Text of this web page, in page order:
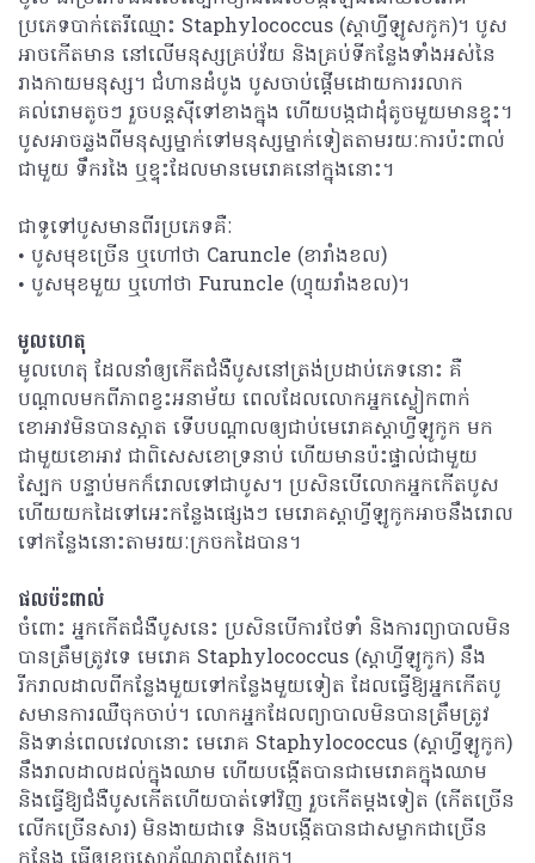
ប្រភេទបាក់តេរីឈ្មោះ Staphylococcus (ស្ដាហ្វីឡូសកូក)។​​ បូស
អាចកើតមាន​ នៅលើមនុស្សគ្រប់វ័យ និងគ្រប់ទីកន្លែងទាំងអស់នៃ
រាងកាយមនុស្ស។ ជំហានដំបូង បូសចាប់ផ្ដើមដោយការរលាក
គល់រោមតូចៗ រួចបន្ដស៊ីទៅខាងក្នុង ហើយបង្កជាដុំតូចមួយមានខ្ទុះ។
បូសអាចឆ្លងពីមនុស្សម្នាក់ទៅមនុស្សម្នាក់ទៀតតាមរយៈការប៉ះពាល់
ជាមួយ ទឹករងៃ ឬខ្ទុះដែលមានមេរោគនៅក្នុងនោះ។
ជាទូទៅបូសមានពីរប្រភេទគឺៈ
• បូសមុខច្រើន ឬហៅថា Caruncle (ខារាំងខល)
• បូសមុខមួយ ឬហៅថា Furuncle (ហ្វុយរាំងខល)។
មូលហេតុ
មូលហេតុ ដែលនាំឲ្យកើតជំងឺបូសនៅត្រង់ប្រដាប់ភេទនោះ គឺ
បណ្ដាលមកពីភាពខ្វះអនាម័យ ពេលដែលលោកអ្នកស្លៀកពាក់
ខោអាវមិនបានស្អាត ទើបបណ្ដាលឲ្យជាប់មេរោគស្ដាហ្វីឡូកូក​ មក
ជាមួយខោអាវ ជាពិសេសខោទ្រនាប់ ហើយមានប៉ះផ្ទាល់ជាមួយ
ស្បែក បន្ទាប់មកក៏រោលទៅជាបូស។ ប្រសិនបើលោកអ្នកកើតបូស
ហើយយកដៃទៅអេះកន្លែងផ្សេងៗ មេរោគស្ដាហ្វីឡូកូកអាចនឹងរោល
ទៅកន្លែងនោះតាមរយៈក្រចកដៃបាន។
ផលប៉ះពាល់
ចំពោះ អ្នកកើតជំងឺបូសនេះ ប្រសិនបើការថែទាំ និងការព្យាបាលមិន
បានត្រឹមត្រូវទេ មេរោគ Staphylococcus (ស្ដាហ្វីឡូកូក) នឹង
រីករាលដាលពីកន្លែងមួយទៅកន្លែងមួយទៀត ដែលធ្វើឱ្យអ្នកកើតបូ
សមានការឈឺចុកចាប់។ លោកអ្នកដែលព្យាបាលមិនបានត្រឹមត្រូវ
និងទាន់ពេលវេលា​នោះ មេរោគ Staphylococcus (ស្ដាហ្វីឡូកូក)
នឹងរាលដាលដល់ក្នុងឈាម​ ហើយបង្កើត​បានជាមេរោគក្នុងឈាម
និងធ្វើឱ្យជំងឺបូសកើតហើយបាត់ទៅវិញ រួចកើតម្ដងទៀត (កើតច្រើន
លើកច្រើនសារ) មិនងាយជាទេ និងបង្កើតបានជាសម្លាកជាច្រើន